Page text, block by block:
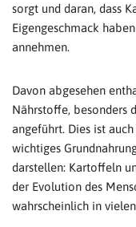
sorgt und daran, dass
Eigengeschmack
annehmen.
Davon abgesehen
Nährstoffe, besonders
angeführt. Dies ist
wichtiges
darstellen: Kartoffeln
der Evolution des
wahrscheinlich in